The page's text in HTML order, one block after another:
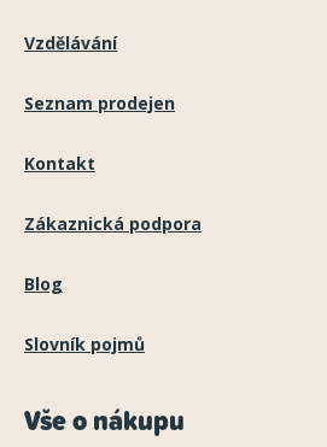
Vzdělávání
Seznam prodejen
Kontakt
Zákaznická podpora
Blog
Slovník pojmů
Vše o nákupu